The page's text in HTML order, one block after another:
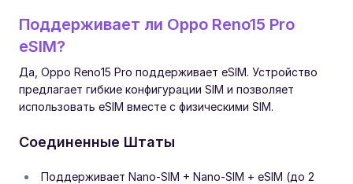
Поддерживает ли Oppo Reno15 Pro
eSIM?
Да, Oppo Reno15 Pro поддерживает eSIM. Устройство
предлагает гибкие конфигурации SIM и позволяет
использовать eSIM вместе с физическими SIM.
Соединенные Штаты
Поддерживает Nano-SIM + Nano-SIM + eSIM (до 2